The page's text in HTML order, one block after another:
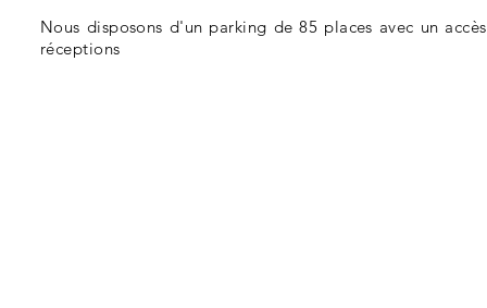
Nous disposons d'un parking de 85 places avec un
réceptions